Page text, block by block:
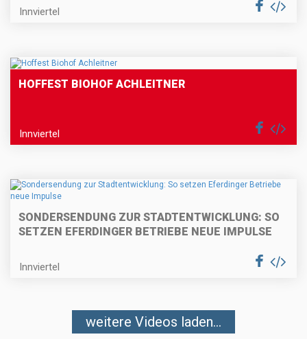
Innviertel
HOFFEST BIOHOF ACHLEITNER
Innviertel
SONDERSENDUNG ZUR STADTENTWICKLUNG: SO
SETZEN EFERDINGER BETRIEBE NEUE IMPULSE
Innviertel
weitere Videos laden...